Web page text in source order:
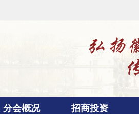
分会概况 招商投资